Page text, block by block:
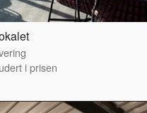
i prisen